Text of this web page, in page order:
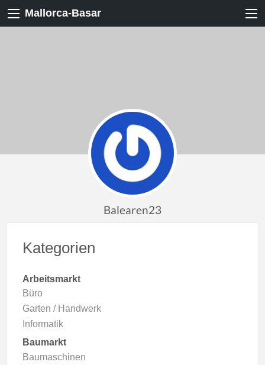
Mallorca-Basar
Balearen23
Kategorien
Arbeitsmarkt
Büro
Garten / Handwerk
Informatik
Baumarkt
Baumaschinen